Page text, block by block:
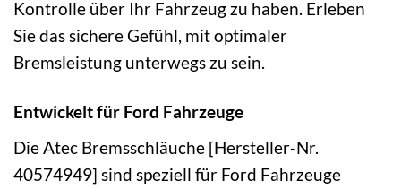
Kontrolle über Ihr Fahrzeug zu haben. Erleben
Sie das sichere Gefühl, mit optimaler
Bremsleistung unterwegs zu sein.
Entwickelt für Ford Fahrzeuge
Die Atec Bremsschläuche [Hersteller-Nr.
40574949] sind speziell für Ford Fahrzeuge